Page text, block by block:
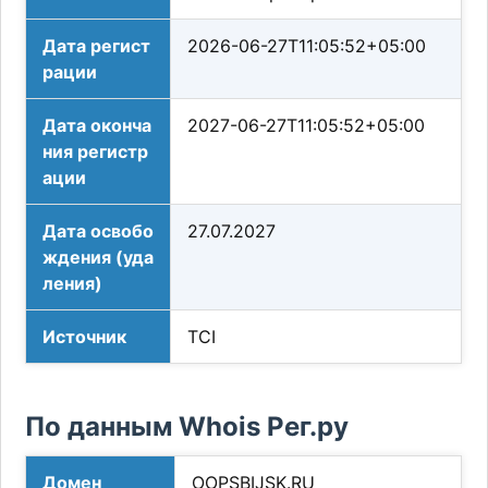
Дата регист
рации
2026-06-27T11:05:52+05:00
Дата оконча
ния регистр
ации
2027-06-27T11:05:52+05:00
Дата освобо
ждения (уда
ления)
27.07.2027
Источник TCI
По данным Whois Рег.ру
Домен OOPSBIJSK.RU